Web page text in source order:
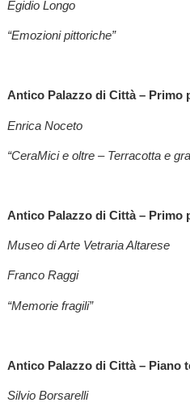
Egidio Longo
“Emozioni pittoriche”
Antico Palazzo di Città – Primo
Enrica Noceto
“CeraMici e oltre – Terracotta e
Antico Palazzo di Città – Primo
Museo di Arte Vetraria Altarese
Franco Raggi
“Memorie fragili”
Antico Palazzo di Città – Piano
Silvio Borsarelli